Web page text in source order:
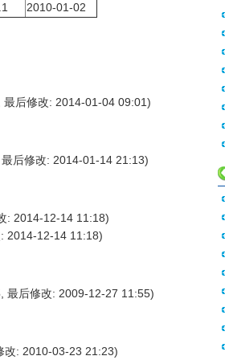
2010-01-02
后修改: 2014-01-04 09:01)
后修改: 2014-01-14 21:13)
: 2014-12-14 11:18)
2014-12-14 11:18)
最后修改: 2009-12-27 11:55)
改: 2010-03-23 21:23)